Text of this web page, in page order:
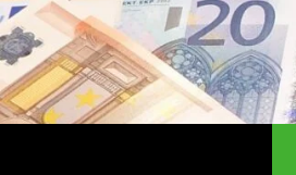
Skip
to
content